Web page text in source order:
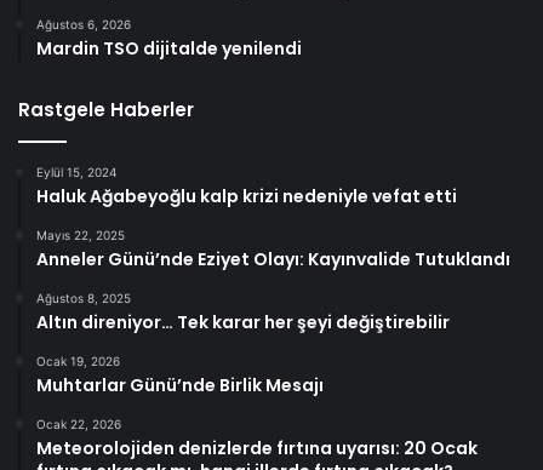
Ağustos 6, 2026
Mardin TSO dijitalde yenilendi
Rastgele Haberler
Eylül 15, 2024
Haluk Ağabeyoğlu kalp krizi nedeniyle vefat etti
Mayıs 22, 2025
Anneler Günü’nde Eziyet Olayı: Kayınvalide Tutuklandı
Ağustos 8, 2025
Altın direniyor… Tek karar her şeyi değiştirebilir
Ocak 19, 2026
Muhtarlar Günü’nde Birlik Mesajı
Ocak 22, 2026
Meteorolojiden denizlerde fırtına uyarısı: 20 Ocak